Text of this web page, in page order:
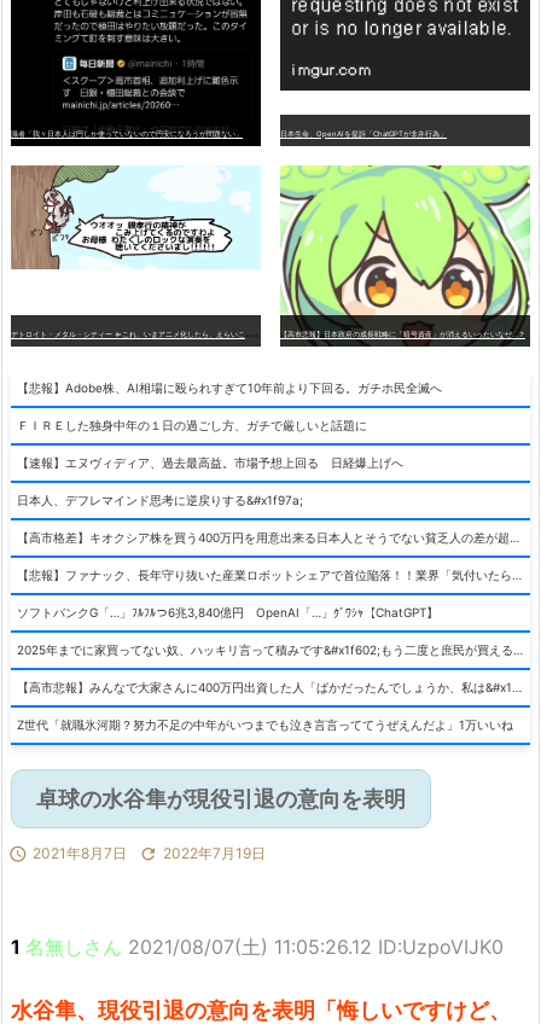
識者「我々日本人は円しか使っていないので円安になろうが問題ない」 日本生命、OpenAIを提訴「ChatGPTが非弁行為」
【高市悲報】日本政府の成長戦略に「暗号資産」が消えるいったいなぜ…？
【悲報】Adobe株、AI相場に殴られすぎて10年前より下回る。ガチホ民全滅へ
ＦＩＲＥした独身中年の１日の過ごし方、ガチで厳しいと話題に
【速報】エヌヴィディア、過去最高益。市場予想上回る 日経爆上げへ
日本人、デフレマインド思考に逆戻りする&#x1f97a;
ソフトバンクG「…」ﾌﾙﾌﾙつ6兆3,840億円 OpenAI「…」ｸﾞﾜｼｬ【ChatGPT】
Z世代「就職氷河期？努力不足の中年がいつまでも泣き言言っててうぜえんだよ」1万いいね
卓球の水谷隼が現役引退の意向を表明
 2021年8月7日  2022年7月19日
1 名無しさん 2021/08/07(土) 11:05:26.12 ID:UzpoVIJK0
水谷隼、現役引退の意向を表明「悔しいですけど、